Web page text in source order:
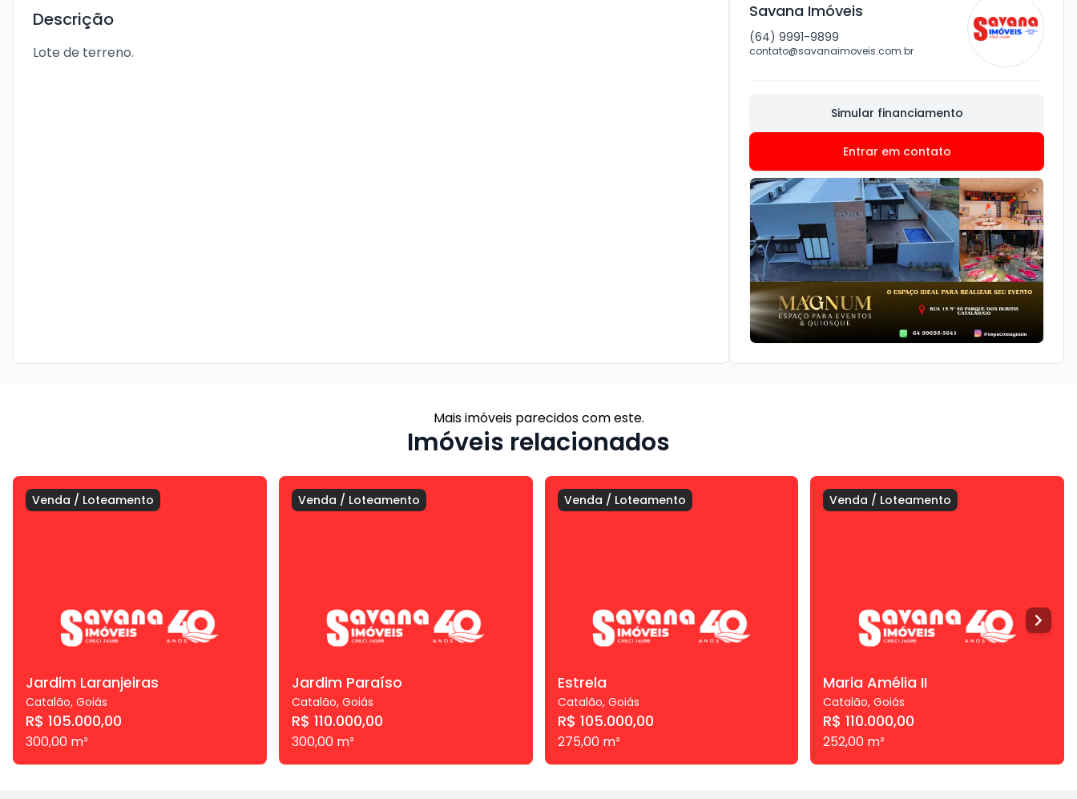
Descrição
Lote de terreno.
Savana Imóveis
(64) 9991-9899
contato@savanaimoveis.com.br
Simular financiamento
Entrar em contato
Mais imóveis parecidos com este.
Imóveis relacionados
Venda / Loteamento
Jardim Laranjeiras
Catalão, Goiás
R$ 105.000,00
300,00 m²
Venda / Loteamento
Jardim Paraíso
Catalão, Goiás
R$ 110.000,00
300,00 m²
Venda / Loteamento
Estrela
Catalão, Goiás
R$ 105.000,00
275,00 m²
Venda / Loteamento
Maria Amélia II
Catalão,Goiás
R$ 110.000,00
252,00 m²